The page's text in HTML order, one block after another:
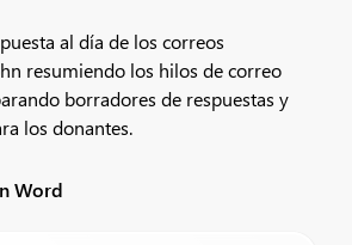
al día de los correos
resumiendo los hilos de correo
borradores de respuestas y
los donantes.
Word